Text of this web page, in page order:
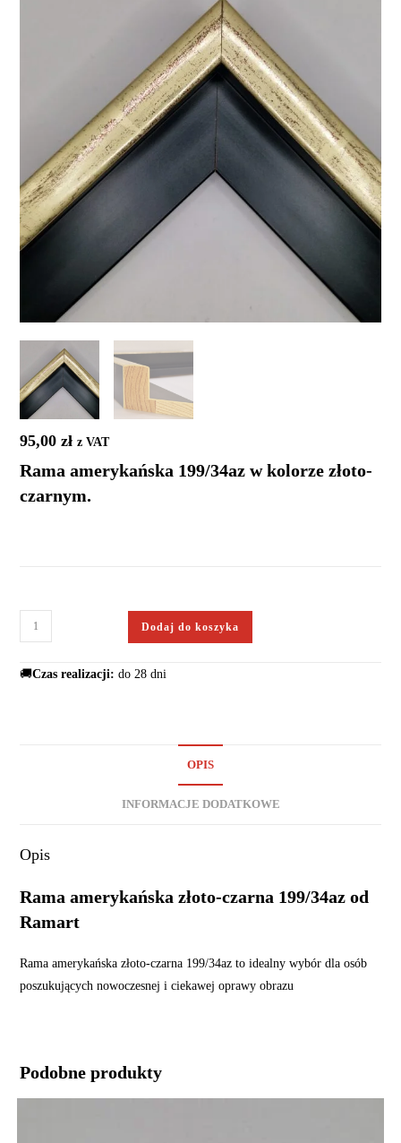
95,00zł z VAT
Rama amerykańska 199/34az w kolorze złoto-
czarnym.
Dodaj do koszyka
🚚Czas realizacji:do 28 dni
OPIS
INFORMACJE DODATKOWE
Opis
Rama amerykańska złoto-czarna 199/34az od
Ramart
Rama amerykańska złoto-czarna 199/34az to idealny wybór dla osób
poszukujących nowoczesnej i ciekawej oprawy obrazu
Podobne produkty